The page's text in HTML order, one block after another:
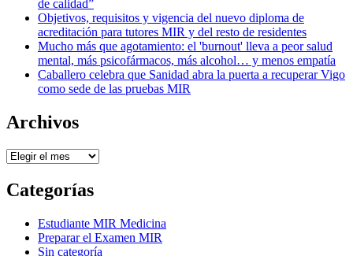
de calidad”
Objetivos, requisitos y vigencia del nuevo diploma de
acreditación para tutores MIR y del resto de residentes
Mucho más que agotamiento: el 'burnout' lleva a peor salud
mental, más psicofármacos, más alcohol… y menos empatía
Caballero celebra que Sanidad abra la puerta a recuperar Vigo
como sede de las pruebas MIR
Archivos
Archivos
Categorías
Estudiante MIR Medicina
Preparar el Examen MIR
Sin categoría